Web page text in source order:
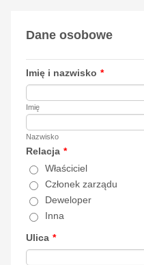
Dane osobowe
Imię i nazwisko *
Imię
Nazwisko
Relacja *
Właściciel
Członek zarządu
Deweloper
Inna
Ulica *